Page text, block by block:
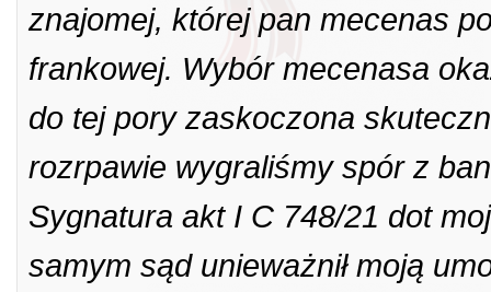
znajomej, której pan mecenas
frankowej. Wybór mecenasa
do tej pory zaskoczona
rozrpawie wygraliśmy spór z
Sygnatura akt I C 748/21 dot
samym sąd unieważnił moją